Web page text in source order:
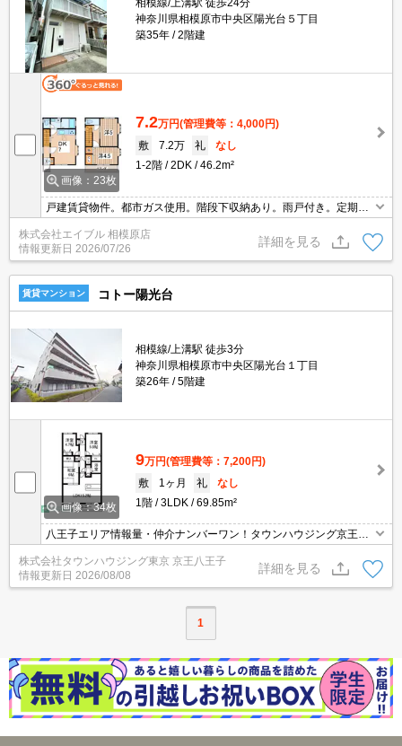
神奈川県相模原市中央区陽光台５丁目
築35年
2階建
画像：23枚
7.2万円(管理費等：4,000円)
敷
7.2万 礼
なし
1-2階
2DK 46.2m²
戸建賃貸物件。都市ガス使用。階段下収納あり。雨戸付き。定期借
家契約2年間。駐車場は軽自動車のみ。消火剤・防災グッズ代16,50
0円～。違約金有（12ヶ月未満総賃料2ヶ月分、24ヶ月未満1ヶ
月）。
株式会社エイブル 相模原店
情報更新日 2026/07/26
詳細を見る
賃貸マンション コトー陽光台
相模線/上溝駅 徒歩3分
神奈川県相模原市中央区陽光台１丁目
築26年
5階建
画像：34枚
9万円(管理費等：7,200円)
敷
1ヶ月 礼
なし
1階
3LDK 69.85m²
八王子エリア情報量・仲介ナンバーワン！タウンハウジング京王八
王子店です!お客様用駐車場もございますので車でのご来店も大歓迎
です！
株式会社タウンハウジング東京 京王八王子
情報更新日 2026/08/08
詳細を見る
1